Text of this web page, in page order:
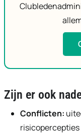
Zijn er ook
Conflicten: